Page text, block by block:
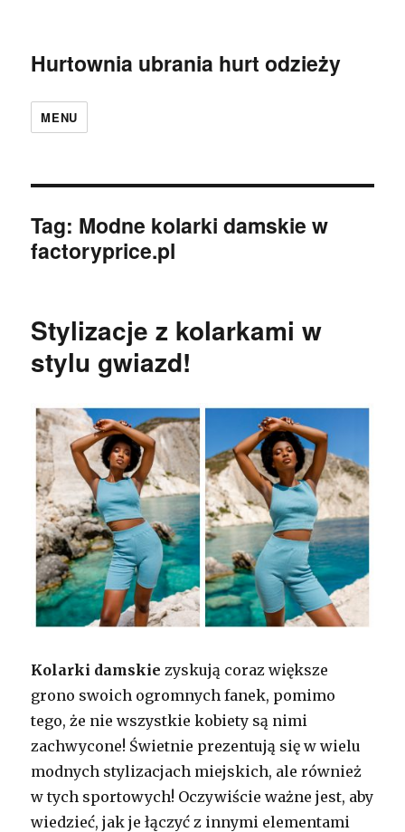
Hurtownia ubrania hurt odzieży
MENU
Tag: Modne kolarki damskie w
factoryprice.pl
Stylizacje z kolarkami w
stylu gwiazd!
Kolarki damskie zyskują coraz większe
grono swoich ogromnych fanek, pomimo
tego, że nie wszystkie kobiety są nimi
zachwycone! Świetnie prezentują się w wielu
modnych stylizacjach miejskich, ale również
w tych sportowych! Oczywiście ważne jest, aby
wiedzieć, jak je łączyć z innymi elementami